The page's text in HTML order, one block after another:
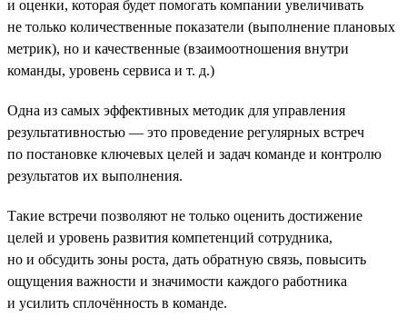
и оценки, которая будет помогать компании увеличивать
не только количественные показатели (выполнение плановых
метрик), но и качественные (взаимоотношения внутри
команды, уровень сервиса и т. д.)
Одна из самых эффективных методик для управления
результативностью — это проведение регулярных встреч
по постановке ключевых целей и задач команде и контролю
результатов их выполнения.
Такие встречи позволяют не только оценить достижение
целей и уровень развития компетенций сотрудника,
но и обсудить зоны роста, дать обратную связь, повысить
ощущения важности и значимости каждого работника
и усилить сплочённость в команде.